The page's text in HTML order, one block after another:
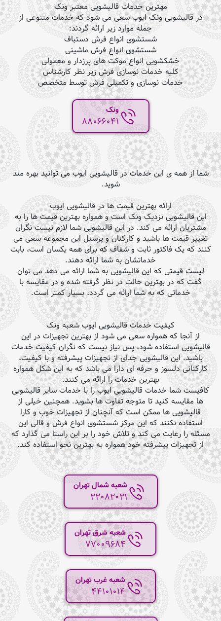
مهترین خدمات قالیشویی معتبر ونک
در قالیشویی ونک ایوب سعی می شود که خدمات متنوعی از
جمله موارد زیر ارائه گردند:
شستشوی انواع فرش دستباف
شستشوی انواع فرش ماشینی
خشکشویی انواع موکت های پرزدار و معمولی
کلیه خدمات نوسازی فرش زیر نظر کارشناس
خدمات نوسازی و تکمیلی فرش توسط متخصص
ونک
88066041
شما از همه ی این خدمات در قالیشویی ایوب می توانید بهره مند
شوید.
ارائه بهترین قیمت ها در قالیشویی ایوب
این قالیشویی نزدیک ونک است و همواره بهترین قیمت ها را به
مشتریان ارائه می کند. در این قالیشویی شما لازم نیست نگران
تغییر قیمت ها باشید و کارکنان و پرسنل این مجموعه سعی می
کنند که یک فاکتور ثابت و شفاف که برای همه یکسان است، بابت
خدماتشان به شما ارائه دهند.
لیست قیمتی که این قالیشویی به شما ارائه می دهد می توان
گفت که در بهترین حالت در نظر گرفته شده و در مقایسه با
خدماتی که به شما ارائه می گردد، بسیار کمتر است.
کیفیت خدمات قالیشویی ایوب شعبه ونک
از آنجا که همواره سعی می شود از بهترین تجهیزات در این
قالیشویی استفاده شود، پس نیاز نیست که نگران کیفیت خدمات
باشید. این قالیشویی جدای از تجهیزات پیشرفته و با کیفیت،
کارکنانی دلسوز و حرفه ای دارا می باشد که به این شکل همواره
بهترین خدمات را ارائه می کنند.
کافیست شما خدمات قالیشویی ایوب را با خدمات سایر قالیشویی
ها مقایسه کنید تا متوجه تفاوت ها بشوید. همچنین خیلی از
قالیشویی ها ممکن است که آنچنان از تجهیزات خوب و کارا
استفاده نکنند که این مرکز شستشوی انواع فرش و قالی این
مسئله را رعایت می کند و تلاش خود را بر این راستا می گذارد که
از تجهیزات پیشرفته خود همواره به بهترین نحو استفاده کند.
شعبه شمال تهران
22082021
شعبه شرق تهران
77009684
شعبه غرب تهران
44101014